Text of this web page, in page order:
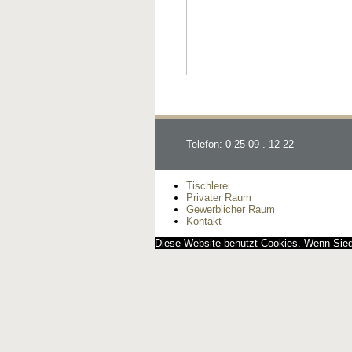
Telefon: 0 25 09 . 12 22
Tischlerei
Privater Raum
Gewerblicher Raum
Kontakt
Diese Website benutzt Cookies. Wenn